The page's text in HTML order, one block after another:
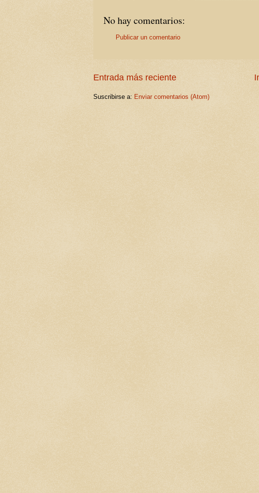
No hay comentarios:
Publicar un comentario
Entrada más reciente
Suscribirse a: Enviar comentarios (Atom)